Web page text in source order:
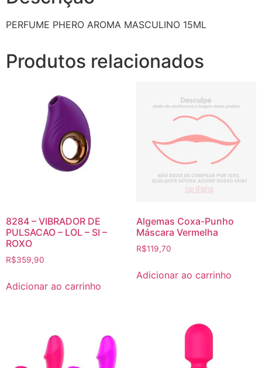
PERFUME PHERO AROMA MASCULINO 15ML
Produtos relacionados
8284 – VIBRADOR DE
PULSACAO – LOL – SI –
ROXO
R$359,90
Adicionar ao carrinho
Algemas Coxa-Punho
Máscara Vermelha
R$119,70
Adicionar ao carrinho